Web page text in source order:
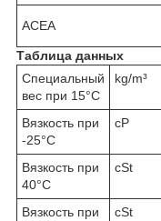
ACEA
Таблица данных
Специальный
вес при 15°C
kg/m³
Вязкость при
-25°C
cP
Вязкость при
40°C
cSt
Вязкость при
cSt